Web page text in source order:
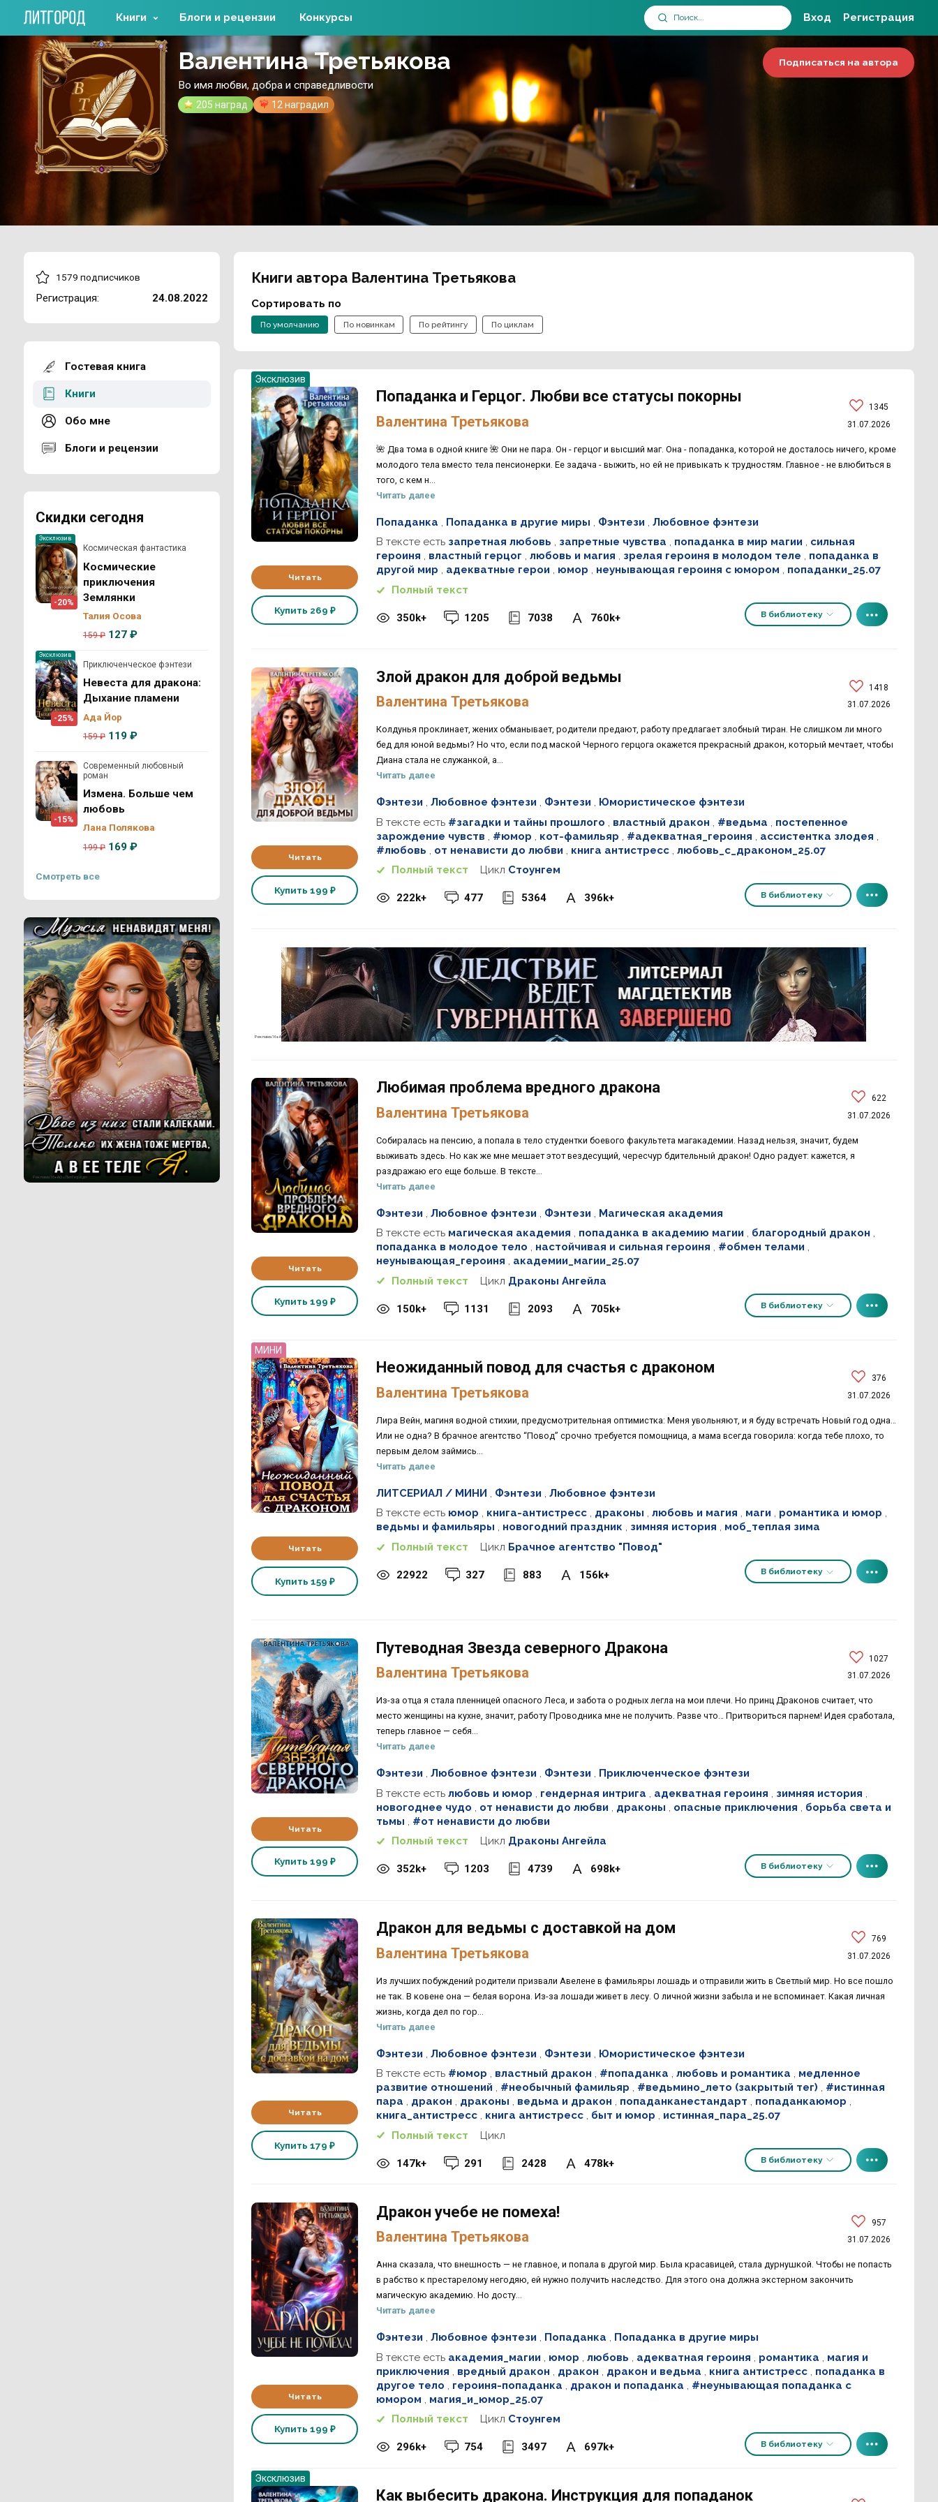
Подписаться на автора
Валентина Третьякова
Во имя любви, добра и справедливости
205 наград 12 наградил
1579 подписчиков
24.08.2022
Регистрация:
Гостевая книга
Книги
Обо мне
Блоги и рецензии
Скидки сегодня
Эксклюзив
-20%
Космическая фантастика
Космические
приключения
Землянки
Талия Осова
159 ₽ 127 ₽
Эксклюзив
-25%
Приключенческое фэнтези
Невеста для дракона:
Дыхание пламени
Ада Йор
159 ₽ 119 ₽
-15%
Современный любовный
роман
Измена. Больше чем
любовь
Лана Полякова
199 ₽ 169 ₽
Смотреть все
Реклама 16+ АО «ЛитГород»
Книги автора Валентина Третьякова
Сортировать по
По умолчанию По новинкам По рейтингу По циклам
Эксклюзив
Читать
Купить 269 ₽
Попаданка и Герцог. Любви все статусы покорны
Валентина Третьякова
1345
31.07.2026
🌺 Два тома в одной книге 🌺 Они не пара. Он - герцог и высший маг. Она - попаданка, которой не досталось ничего, кроме
молодого тела вместо тела пенсионерки. Ее задача - выжить, но ей не привыкать к трудностям. Главное - не влюбиться в
того, с кем н...
Читать далее
Попаданка , Попаданка в другие миры , Фэнтези , Любовное фэнтези
В тексте есть запретная любовь , запретные чувства , попаданка в мир магии , сильная
героиня , властный герцог , любовь и магия , зрелая героиня в молодом теле , попаданка в
другой мир , адекватные герои , юмор , неунывающая героиня с юмором , попаданки_25.07
Полный текст
350k+ 1205 7038 760k+ В библиотеку
Читать
Купить 199 ₽
Злой дракон для доброй ведьмы
Валентина Третьякова
1418
31.07.2026
Колдунья проклинает, жених обманывает, родители предают, работу предлагает злобный тиран. Не слишком ли много
бед для юной ведьмы? Но что, если под маской Черного герцога окажется прекрасный дракон, который мечтает, чтобы
Диана стала не служанкой, а...
Читать далее
Фэнтези , Любовное фэнтези , Фэнтези , Юмористическое фэнтези
В тексте есть #загадки и тайны прошлого властный дракон #ведьма
постепенное
зарождение чувств
#юмор кот-фамильяр #адекватная_героиня ассистентка злодея
#любовь
от ненависти до любви книга антистресс, любовь_с_драконом_25.07
Полный текст
Цикл Стоунгем
222k+ 477 5364 396k+ В библиотеку
Реклама 16+ АО «ЛитГород»
Читать
Купить 199 ₽
Любимая проблема вредного дракона
Валентина Третьякова
622
31.07.2026
Собиралась на пенсию, а попала в тело студентки боевого факультета магакадемии. Назад нельзя, значит, будем
выживать здесь. Но как же мне мешает этот вездесущий, чересчур бдительный дракон! Одно радует: кажется, я
раздражаю его еще больше. В тексте...
Читать далее
Фэнтези Любовное фэнтези Фэнтези
Магическая академия
В тексте есть магическая академия , попаданка в академию магии , благородный дракон ,
попаданка в молодое тело , настойчивая и сильная героиня , #обмен телами ,
неунывающая_героиня , академии_магии_25.07
Полный текст
Цикл Драконы Ангейла
150k+ 1131 2093 705k+ В библиотеку
МИНИ
Читать
Купить 159 ₽
Неожиданный повод для счастья с драконом
Валентина Третьякова
376
31.07.2026
Лира Вейн, магиня водной стихии, предусмотрительная оптимистка: Меня увольняют, и я буду встречать Новый год одна…
Или не одна? В брачное агентство “Повод” срочно требуется помощница, а мама всегда говорила: когда тебе плохо, то
первым делом займись...
Читать далее
ЛИТСЕРИАЛ / МИНИ , Фэнтези , Любовное фэнтези
В тексте есть юмор , книга-антистресс, драконы , любовь и магия , маги , романтика и юмор ,
ведьмы и фамильяры , новогодний праздник , зимняя история , моб_теплая зима
Полный текст
Цикл Брачное агентство "Повод"
22922 327 883 156k+ В библиотеку
Читать
Купить 199 ₽
Путеводная Звезда северного Дракона
Валентина Третьякова
1027
31.07.2026
Из-за отца я стала пленницей опасного Леса, и забота о родных легла на мои плечи. Но принц Драконов считает, что
место женщины на кухне, значит, работу Проводника мне не получить. Разве что… Притвориться парнем! Идея сработала,
теперь главное — себя...
Читать далее
Фэнтези , Любовное фэнтези , Фэнтези , Приключенческое фэнтези
В тексте есть любовь и юмор , гендерная интрига , адекватная героиня , зимняя история ,
новогоднее чудо , от ненависти до любви , драконы , опасные приключения , борьба света и
тьмы , #от ненависти до любви
Полный текст
Цикл Драконы Ангейла
352k+ 1203 4739 698k+ В библиотеку
Читать
Купить179 ₽
Дракон для ведьмы с доставкой на дом
Валентина Третьякова
769
31.07.2026
Из лучших побуждений родители призвали Авелене в фамильяры лошадь и отправили жить в Светлый мир. Но все пошло
не так. В ковене она — белая ворона. Из-за лошади живет в лесу. О личной жизни забыла и не вспоминает. Какая личная
жизнь, когда дел по гор...
Читать далее
Фэнтези , Любовное фэнтези , Фэнтези , Юмористическое фэнтези
В тексте есть #юмор , властный дракон , #попаданка , любовь и романтика , медленное
развитие отношений , #необычный фамильяр , #ведьмино_лето (закрытый тег) , #истинная
пара , дракон , драконы , ведьма и дракон , попаданканестандарт , попаданкаюмор ,
книга_антистресс, книга антистресс, быт и юмор , истинная_пара_25.07
Полный текст
Цикл
147k+ 291 2428 478k+ В библиотеку
Читать
Купить 199 ₽
Дракон учебе не помеха!
Валентина Третьякова
957
31.07.2026
Анна сказала, что внешность — не главное, и попала в другой мир. Была красавицей, стала дурнушкой. Чтобы не попасть
в рабство к престарелому негодяю, ей нужно получить наследство. Для этого она должна экстерном закончить
магическую академию. Но досту...
Читать далее
Фэнтези , Любовное фэнтези , Попаданка , Попаданка в другие миры
В тексте есть академия_магии , юмор , любовь , адекватная героиня , романтика , магия и
приключения , вредный дракон , дракон , дракон и ведьма , книга антистресс, попаданка в
другое тело , героиня-попаданка , дракон и попаданка , #неунывающая попаданка с
юмором , магия_и_юмор_25.07
Полный текст
Цикл Стоунгем
296k+ 754 3497 697k+ В библиотеку
Эксклюзив
Как выбесить дракона. Инструкция для попаданок
Книги Блоги и рецензии Конкурсы Вход Регистрация